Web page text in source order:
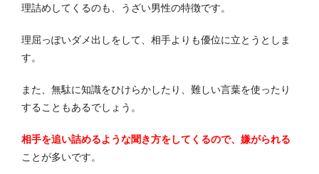
理詰めしてくるのも、うざい男性の特徴です。
理屈っぽいダメ出しをして、相手よりも優位に立とうとしま
す。
また、無駄に知識をひけらかしたり、難しい言葉を使ったり
することもあるでしょう。
相手を追い詰めるような聞き方をしてくるので、嫌がられる
ことが多いです。